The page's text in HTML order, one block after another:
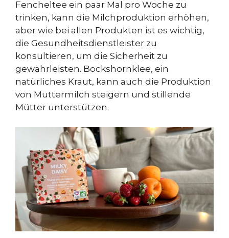
Fencheltee ein paar Mal pro Woche zu
trinken, kann die Milchproduktion erhöhen,
aber wie bei allen Produkten ist es wichtig,
die Gesundheitsdienstleister zu
konsultieren, um die Sicherheit zu
gewährleisten. Bockshornklee, ein
natürliches Kraut, kann auch die Produktion
von Muttermilch steigern und stillende
Mütter unterstützen.